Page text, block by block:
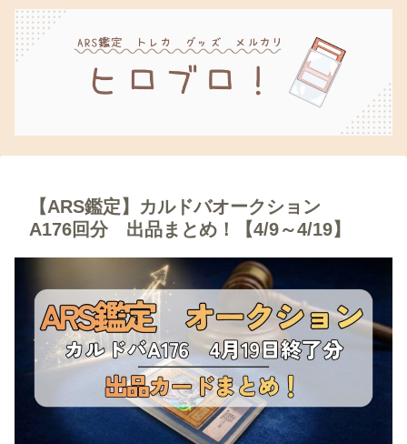
【ARS鑑定】カルドバオークション
A176回分 出品まとめ！【4/9～4/19】